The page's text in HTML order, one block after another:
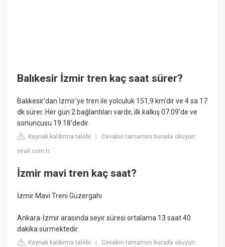
Balıkesir İzmir tren kaç saat sürer?
Balıkesir'dan İzmir'ye tren ile yolculuk 151,9 km'dir ve 4 sa 17
dk sürer. Her gün 2 bağlantıları vardır, ilk kalkış 07:09'de ve
sonuncusu 19:18'dedir.
Kaynak kaldırma talebi |Cevabın tamamını burada okuyun:
virail.com.tr
İzmir mavi tren kaç saat?
İzmir Mavi Treni Güzergahı
Ankara-İzmir arasında seyir süresi ortalama 13 saat 40
dakika sürmektedir.
Kaynak kaldırma talebi |Cevabın tamamını burada okuyun: